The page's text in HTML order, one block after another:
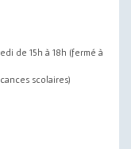
de 15h à 18h (fermé à
scolaires)